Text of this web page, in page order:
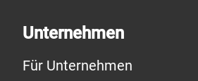
Unternehmen
Für Unternehmen